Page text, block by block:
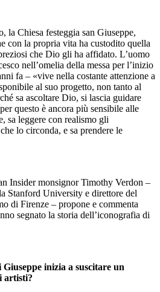
la Chiesa festeggia san Giuseppe,
con la propria vita ha custodito quella
che Dio gli ha affidato. L’uomo
nell’omelia della messa per l’inizio
fa – «vive nella costante attenzione a
al suo progetto, non tanto al
sa ascoltare Dio, si lascia guidare
questo è ancora più sensibile alle
sa leggere con realismo gli
lo circonda, e sa prendere le
Insider monsignor Timothy Verdon –
Stanford University e direttore del
di Firenze – propone e commenta
segnato la storia dell’iconografia di
inizia a suscitare un
artisti?